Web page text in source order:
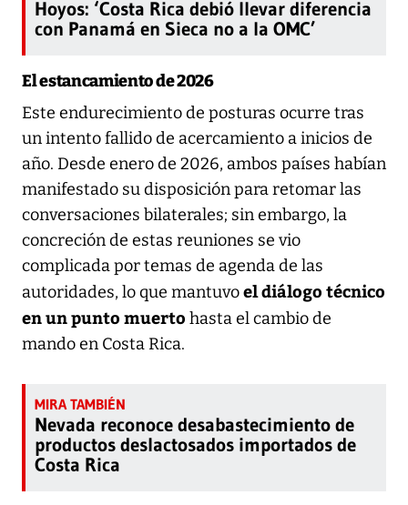
Hoyos: ‘Costa Rica debió llevar diferencia
con Panamá en Sieca no a la OMC’
El estancamiento de 2026
Este endurecimiento de posturas ocurre tras
un intento fallido de acercamiento a inicios de
año. Desde enero de 2026, ambos países habían
manifestado su disposición para retomar las
conversaciones bilaterales; sin embargo, la
concreción de estas reuniones se vio
complicada por temas de agenda de las
autoridades, lo que mantuvoel diálogo técnico
en un punto muerto hasta el cambio de
mando en Costa Rica.
Nevada reconoce desabastecimiento de
productos deslactosados importados de
Costa Rica